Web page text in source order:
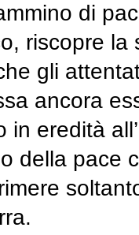
di
riscopre
gli
ancora
in eredità
della pace